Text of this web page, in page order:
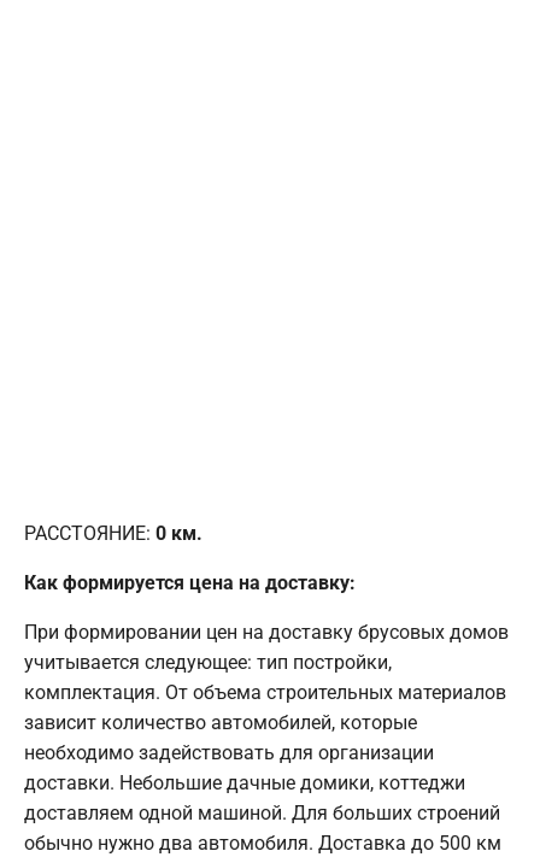
РАССТОЯНИЕ: 0 км.
Как формируется цена на доставку:
При формировании цен на доставку брусовых домов
учитывается следующее: тип постройки,
комплектация. От объема строительных материалов
зависит количество автомобилей, которые
необходимо задействовать для организации
доставки. Небольшие дачные домики, коттеджи
доставляем одной машиной. Для больших строений
обычно нужно два автомобиля. Доставка до 500 км